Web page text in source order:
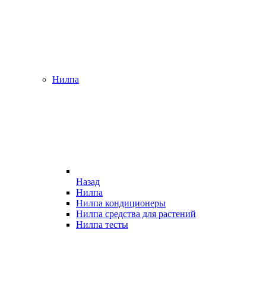
Нилпа
Назад
Нилпа
Нилпа кондиционеры
Нилпа средства для растений
Нилпа тесты